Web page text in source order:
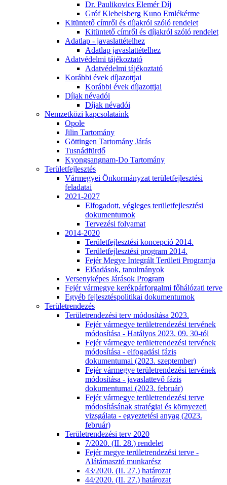
Dr. Paulikovics Elemér Díj
Gróf Klebelsberg Kuno Emlékérme
Kitüntető címről és díjakról szóló rendelet
Kitüntető címről és díjakról szóló rendelet
Adatlap - javaslattételhez
Adatlap javaslattételhez
Adatvédelmi tájékoztató
Adatvédelmi tájékoztató
Korábbi évek díjazottjai
Korábbi évek díjazottjai
Díjak névadói
Díjak névadói
Nemzetközi kapcsolataink
Opole
Jilin Tartomány
Göttingen Tartomány Járás
Tusnádfürdő
Kyongsangnam-Do Tartomány
Területfejlesztés
Vármegyei Önkormányzat területfejlesztési
feladatai
2021-2027
Elfogadott, végleges területfejlesztési
dokumentumok
Tervezési folyamat
2014-2020
Területfejlesztési koncepció 2014.
Területfejlesztési program 2014.
Fejér Megye Integrált Területi Programja
Előadások, tanulmányok
Versenyképes Járások Program
Fejér vármegye kerékpárforgalmi főhálózati terve
Egyéb fejlesztéspolitikai dokumentumok
Területrendezés
Területrendezési terv módosítása 2023.
Fejér vármegye területrendezési tervének
módosítása - Hatályos 2023. 09. 30-tól
Fejér vármegye területrendezési tervének
módosítása - elfogadási fázis
dokumentumai (2023. szeptember)
Fejér vármegye területrendezési tervének
módosítása - javaslattevő fázis
dokumentumai (2023. február)
Fejér vármegye területrendezési terve
módosításának stratégiai és környezeti
vizsgálata - egyeztetési anyag (2023.
február)
Területrendezési terv 2020
7/2020. (II. 28.) rendelet
Fejér megye területrendezési terve -
Alátámasztó munkarész
43/2020. (II. 27.) határozat
44/2020. (II. 27.) határozat